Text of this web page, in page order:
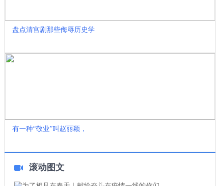
盘点清宫剧那些侮辱历史学
有一种“敬业”叫赵丽颖，
滚动图文